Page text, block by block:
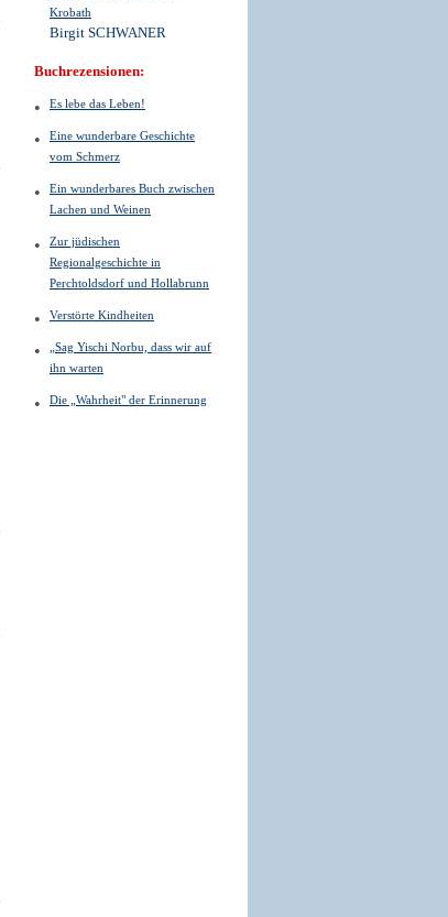
Krobath
Birgit SCHWANER
Buchrezensionen:
Es lebe das Leben!
Eine wunderbare Geschichte
vom Schmerz
Ein wunderbares Buch zwischen
Lachen und Weinen
Zur jüdischen
Regionalgeschichte in
Perchtoldsdorf und Hollabrunn
Verstörte Kindheiten
„Sag Yischi Norbu, dass wir auf
ihn warten
Die „Wahrheit" der Erinnerung